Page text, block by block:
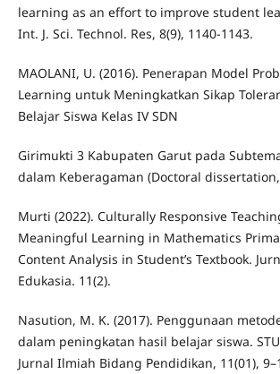
learning as an effort to improve student
Int. J. Sci. Technol. Res, 8(9), 1140-1143.
MAOLANI, U. (2016). Penerapan Model
Learning untuk Meningkatkan Sikap
Belajar Siswa Kelas IV SDN
Girimukti 3 Kabupaten Garut pada
dalam Keberagaman (Doctoral dissertation,
Murti (2022). Culturally Responsive
Meaningful Learning in Mathematics
Content Analysis in Student’s Textbook.
Edukasia. 11(2).
Nasution, M. K. (2017). Penggunaan
dalam peningkatan hasil belajar siswa.
Jurnal Ilmiah Bidang Pendidikan, 11(01),